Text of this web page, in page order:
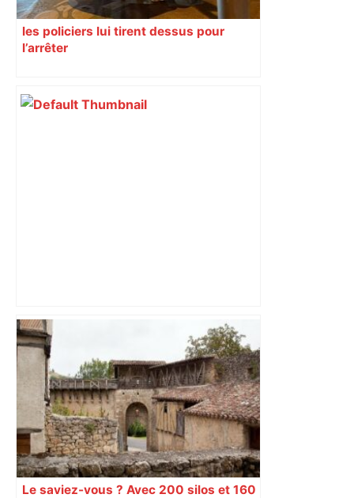
les policiers lui tirent dessus pour
l’arrêter
les agriculteurs manifestent malgré les
interdictions
Le saviez-vous ? Avec 200 silos et 160